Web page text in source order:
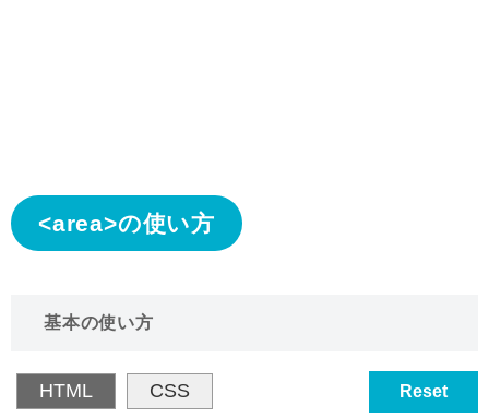
<area>の使い方
基本の使い方
Reset
HTML CSS